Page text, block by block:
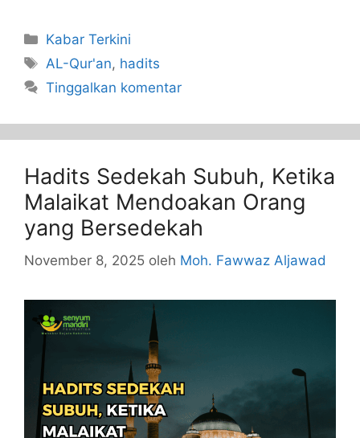
Kabar Terkini
AL-Qur'an, hadits
Tinggalkan komentar
Hadits Sedekah Subuh, Ketika
Malaikat Mendoakan Orang
yang Bersedekah
November 8, 2025 oleh Moh. Fawwaz Aljawad